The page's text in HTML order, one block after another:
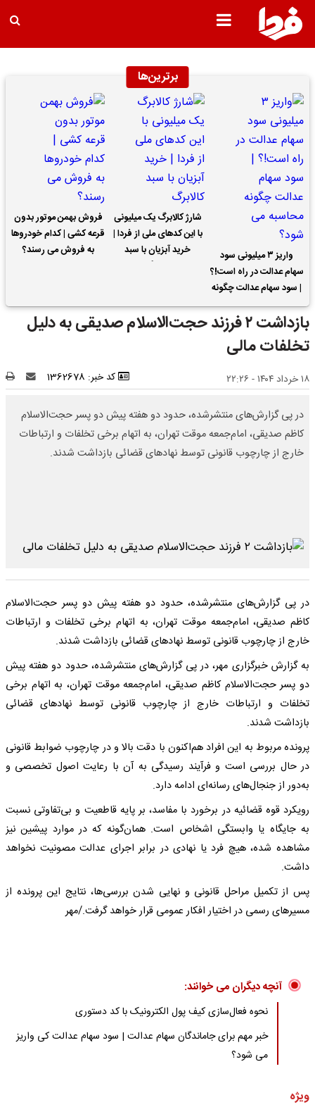
برترین‌ها
واریز ۳ میلیونی سود
سهام عدالت در راه است!؟
| سود سهام عدالت چگونه
محاسبه می شود؟
شارژ کالابرگ یک میلیونی
با این کدهای ملی از فردا |
خرید آبزیان با سبد
فروش بهمن موتور بدون
قرعه کشی | کدام خودروها
به فروش می رسند؟
بازداشت ۲ فرزند حجت‌الاسلام صدیقی به دلیل
تخلفات مالی
۱۸ خرداد ۱۴۰۴ - ۲۲:۲۶ کد خبر: 1362678
در پی گزارش‌های منتشرشده، حدود دو هفته پیش دو پسر حجت‌الاسلام
کاظم صدیقی، امام‌جمعه موقت تهران، به اتهام برخی تخلفات و ارتباطات
خارج از چارچوب قانونی توسط نهادهای قضائی بازداشت شدند.
در پی گزارش‌های منتشرشده، حدود دو هفته پیش دو پسر حجت‌الاسلام
کاظم صدیقی، امام‌جمعه موقت تهران، به اتهام برخی تخلفات و ارتباطات
خارج از چارچوب قانونی توسط نهادهای قضائی بازداشت شدند.
به گزارش خبرگزاری مهر، در پی گزارش‌های منتشرشده، حدود دو هفته پیش
دو پسر حجت‌الاسلام کاظم صدیقی، امام‌جمعه موقت تهران، به اتهام برخی
تخلفات و ارتباطات خارج از چارچوب قانونی توسط نهادهای قضائی
بازداشت شدند.
پرونده مربوط به این افراد هم‌اکنون با دقت بالا و در چارچوب ضوابط قانونی
در حال بررسی است و فرآیند رسیدگی به آن با رعایت اصول تخصصی و
به‌دور از جنجال‌های رسانه‌ای ادامه دارد.
رویکرد قوه قضائیه در برخورد با مفاسد، بر پایه قاطعیت و بی‌تفاوتی نسبت
به جایگاه یا وابستگی اشخاص است. همان‌گونه که در موارد پیشین نیز
مشاهده شده، هیچ فرد یا نهادی در برابر اجرای عدالت مصونیت نخواهد
داشت.
پس از تکمیل مراحل قانونی و نهایی شدن بررسی‌ها، نتایج این پرونده از
مسیرهای رسمی در اختیار افکار عمومی قرار خواهد گرفت./مهر
آنچه دیگران می خوانند:
نحوه فعال‌سازی کیف پول الکترونیک با کد دستوری
خبر مهم برای جاماندگان سهام عدالت | سود سهام عدالت کی واریز
می شود؟
ویژه